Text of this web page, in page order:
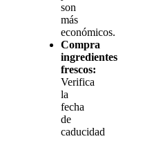
son
más
económicos.
Compra
ingredientes
frescos:
Verifica
la
fecha
de
caducidad